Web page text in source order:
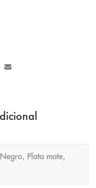
Plata mate,